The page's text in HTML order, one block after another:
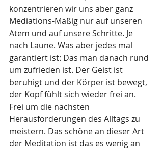
konzentrieren wir uns aber ganz
Mediations-Mäßig nur auf unseren
Atem und auf unsere Schritte. Je
nach Laune. Was aber jedes mal
garantiert ist: Das man danach rund
um zufrieden ist. Der Geist ist
beruhigt und der Körper ist bewegt,
der Kopf fühlt sich wieder frei an.
Frei um die nächsten
Herausforderungen des Alltags zu
meistern. Das schöne an dieser Art
der Meditation ist das es wenig an